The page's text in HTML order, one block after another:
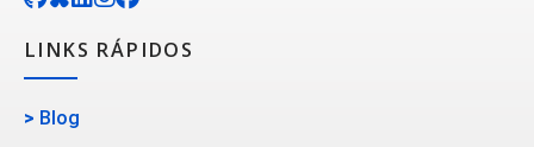
LINKS RÁPIDOS
> Blog